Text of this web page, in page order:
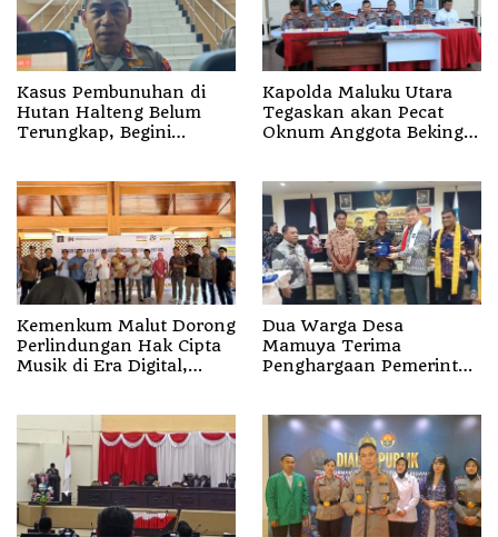
Kasus Pembunuhan di
Hutan Halteng Belum
Terungkap, Begini
Kapolda Maluku Utara
Tegaskan akan Pecat
Oknum Anggota Bekingi
Kemenkum Malut Dorong
Perlindungan Hak Cipta
Musik di Era Digital,
Penguatan Royalti
Dua Warga Desa
Mamuya Terima
Penghargaan Pemerintah
Dukono